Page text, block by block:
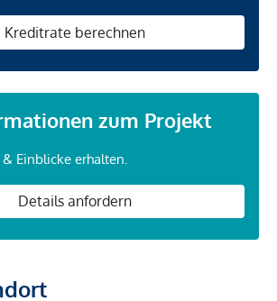
Kreditrate berechnen
zum Projekt
Einblicke erhalten.
Details anfordern